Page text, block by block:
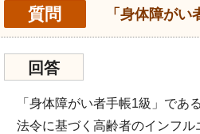
質問 「身体障が
回答
「身体障がい者手帳1級」であ
法令に基づく高齢者のインフル